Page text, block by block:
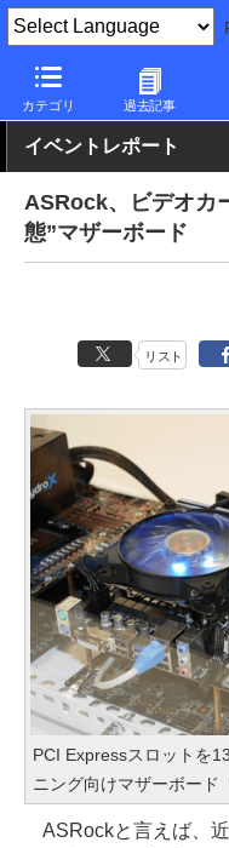
カテゴリ 過去記事
PC Watch イベント
イベントレポート
ASRock、ビデオカ
態”マザーボード
リスト
PCI Expressスロットを
ニング向けマザーボード
ASRockと言えば、